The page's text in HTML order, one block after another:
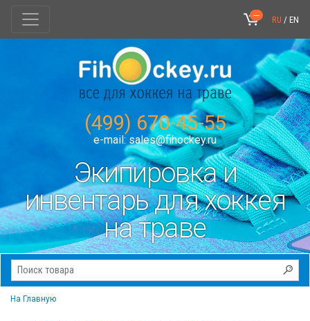
--- RU / EN
(499) 670-45-55
e-mail: sales@fihockey.ru
Экипировка и
инвентарь для хоккея
на траве
На Главную